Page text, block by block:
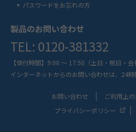
パスワードをお忘れの方
製品のお問い合わせ
TEL: 0120-381332
【受付時間】9:00 ～ 17:50 （土日・祝日・会
インターネットからのお問い合わせは、 24時
お問い合わせ
ご利用上
プライバシーポリシー